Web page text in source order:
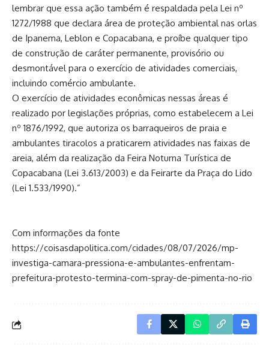
lembrar que essa ação também é respaldada pela Lei nº
1272/1988 que declara área de proteção ambiental nas orlas
de Ipanema, Leblon e Copacabana, e proíbe qualquer tipo
de construção de caráter permanente, provisório ou
desmontável para o exercício de atividades comerciais,
incluindo comércio ambulante.
O exercício de atividades econômicas nessas áreas é
realizado por legislações próprias, como estabelecem a Lei
nº 1876/1992, que autoriza os barraqueiros de praia e
ambulantes tiracolos a praticarem atividades nas faixas de
areia, além da realização da Feira Noturna Turística de
Copacabana (Lei 3.613/2003) e da Feirarte da Praça do Lido
(Lei 1.533/1990).”
Com informações da fonte
https://coisasdapolitica.com/cidades/08/07/2026/mp-
investiga-camara-pressiona-e-ambulantes-enfrentam-
prefeitura-protesto-termina-com-spray-de-pimenta-no-rio